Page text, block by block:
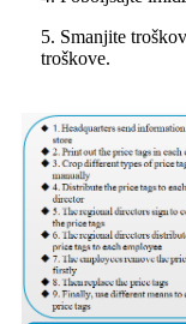
5. Smanjite
troškove.